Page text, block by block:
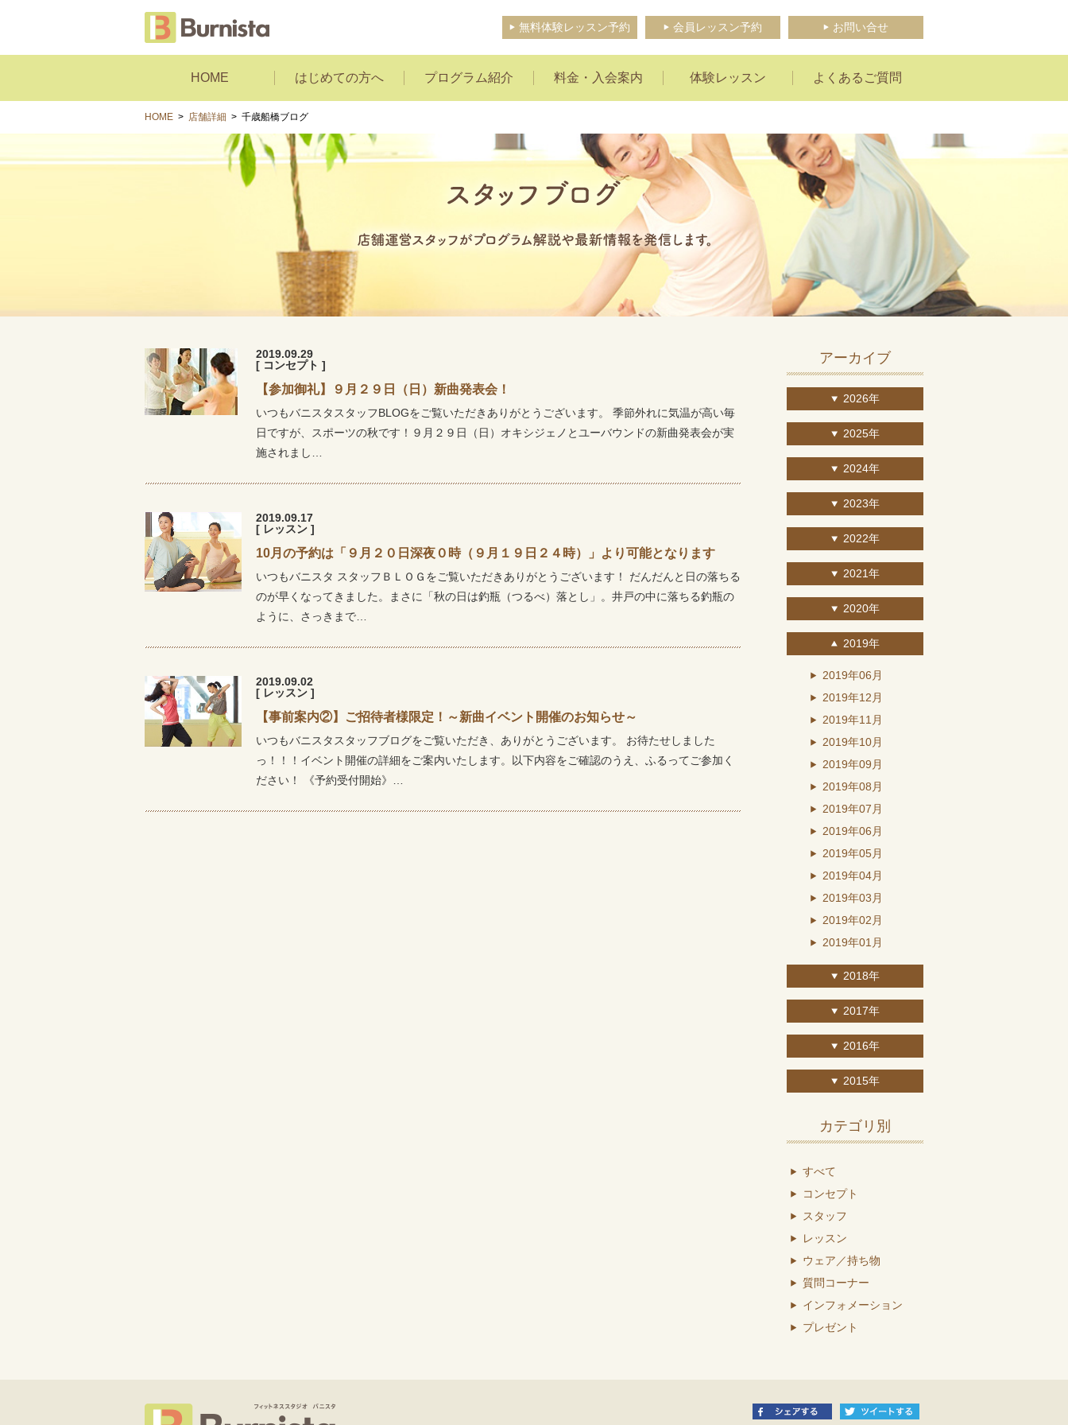
無料体験レッスン予約 会員レッスン予約 お問い合せ
HOME はじめての方へ プログラム紹介 料金・入会案内 体験レッスン よくあるご質問
HOME > 店舗詳細 > 千歳船橋ブログ
2019.09.29
[ コンセプト ]
【参加御礼】９月２９日（日）新曲発表会！
いつもバニスタスタッフBLOGをご覧いただきありがとうございます。 季節外れに気温が高い毎
日ですが、スポーツの秋です！９月２９日（日）オキシジェノとユーバウンドの新曲発表会が実
施されまし…
2019.09.17
[ レッスン ]
10月の予約は「９月２０日深夜０時（９月１９日２４時）」より可能となります
いつもバニスタ スタッフＢＬＯＧをご覧いただきありがとうございます！ だんだんと日の落ちる
のが早くなってきました。まさに「秋の日は釣瓶（つるべ）落とし」。井戸の中に落ちる釣瓶の
ように、さっきまで…
2019.09.02
[ レッスン ]
【事前案内②】ご招待者様限定！～新曲イベント開催のお知らせ～
いつもバニスタスタッフブログをご覧いただき、ありがとうございます。 お待たせしました
っ！！！イベント開催の詳細をご案内いたします。以下内容をご確認のうえ、ふるってご参加く
ださい！ 《予約受付開始》…
アーカイブ
2026年
2025年
2024年
2023年
2022年
2021年
2020年
2019年
2019年06月
2019年12月
2019年11月
2019年10月
2019年09月
2019年08月
2019年07月
2019年06月
2019年05月
2019年04月
2019年03月
2019年02月
2019年01月
2018年
2017年
2016年
2015年
カテゴリ別
すべて
コンセプト
スタッフ
レッスン
ウェア／持ち物
質問コーナー
インフォメーション
プレゼント